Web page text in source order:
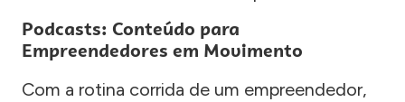
Podcasts: Conteúdo para
Empreendedores em Movimento
Com a rotina corrida de um empreendedor,